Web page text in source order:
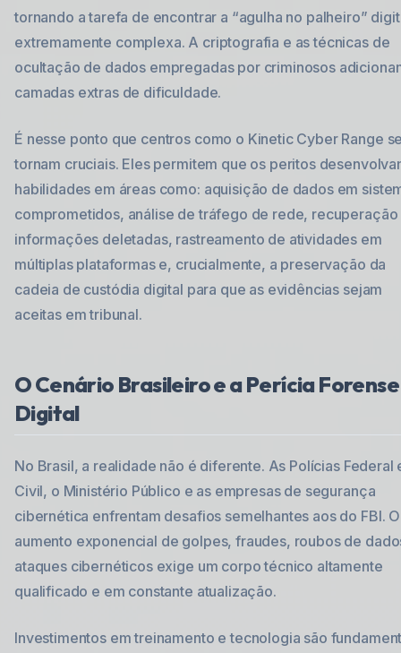
tornando a tarefa de encontrar a “agulha no palheiro”
extremamente complexa. A criptografia e as técnicas de
ocultação de dados empregadas por criminosos
camadas extras de dificuldade.
É nesse ponto que centros como o Kinetic Cyber Range
tornam cruciais. Eles permitem que os peritos
habilidades em áreas como: aquisição de dados em
comprometidos, análise de tráfego de rede, recuperação
informações deletadas, rastreamento de atividades em
múltiplas plataformas e, crucialmente, a preservação da
cadeia de custódia digital para que as evidências sejam
aceitas em tribunal.
O Cenário Brasileiro e a Perícia Forense
Digital
No Brasil, a realidade não é diferente. As Polícias Federal
Civil, o Ministério Público e as empresas de segurança
cibernética enfrentam desafios semelhantes aos do FBI. O
aumento exponencial de golpes, fraudes, roubos de
ataques cibernéticos exige um corpo técnico altamente
qualificado e em constante atualização.
Investimentos em treinamento e tecnologia são